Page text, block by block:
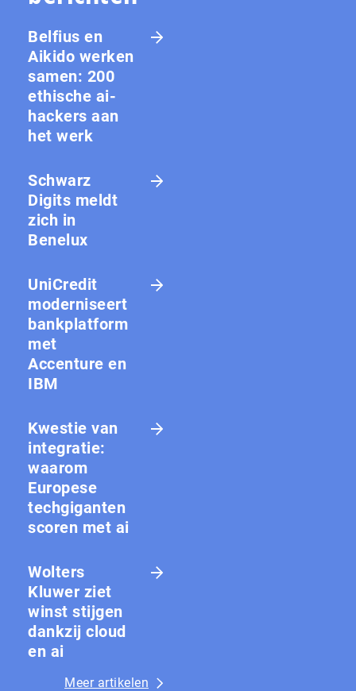
Belfius en
Aikido werken
samen: 200
ethische ai-
hackers aan
het werk
Schwarz
Digits meldt
zich in
Benelux
UniCredit
moderniseert
bankplatform
met
Accenture en
IBM
Kwestie van
integratie:
waarom
Europese
techgiganten
scoren met ai
Wolters
Kluwer ziet
winst stijgen
dankzij cloud
en ai
Meer artikelen